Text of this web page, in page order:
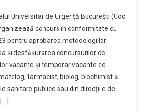
Universitar de Urgenţă Bucureşti (Cod
concurs în conformitate cu
pentru aprobarea metodologiilor
şi desfăşurarea concursurilor de
vacante şi temporar vacante de
farmacist, biolog, biochimist şi
sanitare publice sau din direcţiile de